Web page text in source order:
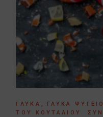
ΓΛΥΚΆ ΓΛΥΚΆ
ΤΟΥ ΚΟΥΤΑΛΙΟΎ